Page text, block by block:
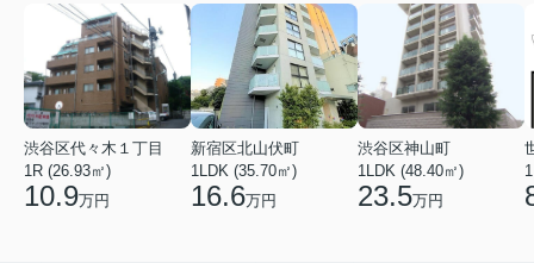
渋谷区代々木１丁目
1R (26.93㎡)
10.9万円
新宿区北山伏町
1LDK (35.70㎡)
16.6万円
渋谷区神山町
1LDK (48.40㎡)
23.5万円